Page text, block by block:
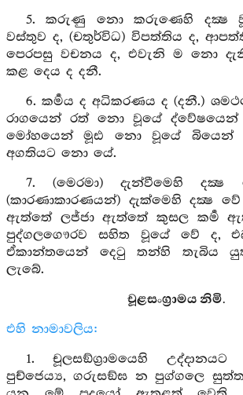
5. කරුණු නො කරුණෙහි දක්‍ෂ
වස්තුව ද, (චතුර්විධ) විපත්තිය ද,
පෙරපසු වචනය ද, එවැනි ම නො
කළ දෙය ද දනී.
6. කර්‍මය ද අධිකරණය ද (දනී.)
රාගයෙන් රත් නො වූයේ
මෝහයෙන් මූඪ නො වූයේ බියෙන්
අගතියට නො යේ.
7. (මෙරමා) දැන්වීමෙහි
(කාරණාකාරණයන්) දැක්මෙහි දක්‍ෂ
ඇත්තේ ලජ්ජා ඇත්තේ කුසල කර්‍ම
පුද්ගලගෞරව සහිත වූයේ වේ ද,
ඒකාන්තයෙන් දෙටු තන්හි තැබිය
ලැබේ.
චූළසංග්‍රාමය නිමි.
එහි නාමාවලිය:
1. චූලසඞ්ග්‍රාමයෙහි
පුච්ජෙය්‍ය, ගරුසඞ්ඝ න පුග්ගලෙ සුත්තං